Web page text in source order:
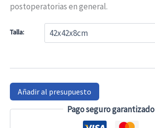
postoperatorias en general.
Talla:
Añadir al presupuesto
Pago seguro garantizado